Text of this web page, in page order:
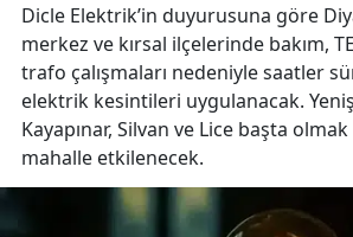
Dicle Elektrik’in duyurusuna göre
merkez ve kırsal ilçelerinde bakım,
trafo çalışmaları nedeniyle saatler
elektrik kesintileri uygulanacak.
Kayapınar, Silvan ve Lice başta
mahalle etkilenecek.